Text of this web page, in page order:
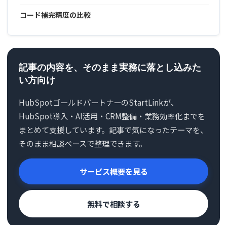
コード補完精度の比較
記事の内容を、そのまま実務に落とし込みた
い方向け
HubSpotゴールドパートナーのStartLinkが、
HubSpot導入・AI活用・CRM整備・業務効率化までを
まとめて支援しています。記事で気になったテーマを、
そのまま相談ベースで整理できます。
サービス概要を見る
無料で相談する